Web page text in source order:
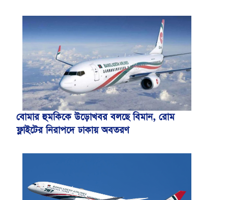
বোমার হুমকিকে উড়োখবর বলছে বিমান, রোম
ফ্লাইটের নিরাপদে ঢাকায় অবতরণ